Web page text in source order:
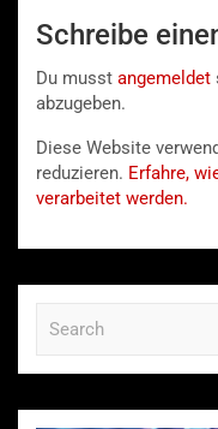
Schreibe
Du musst angemeldet
abzugeben.
Diese Website
reduzieren. Erfahre,
verarbeitet werden.
c